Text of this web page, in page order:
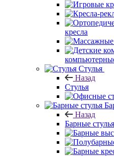
кресла
Стулья
Назад
Стулья
Назад
Барные стулья